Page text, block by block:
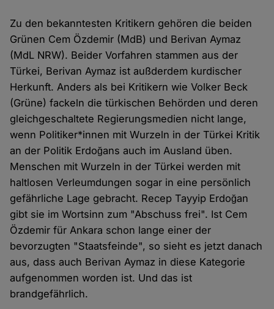
Zu den bekanntesten Kritikern gehören die beiden
Grünen Cem Özdemir (MdB) und Berivan Aymaz
(MdL NRW). Beider Vorfahren stammen aus der
Türkei, Berivan Aymaz ist außderdem kurdischer
Herkunft. Anders als bei Kritikern wie Volker Beck
(Grüne) fackeln die türkischen Behörden und deren
gleichgeschaltete Regierungsmedien nicht lange,
wenn Politiker*innen mit Wurzeln in der Türkei Kritik
an der Politik Erdoğans auch im Ausland üben.
Menschen mit Wurzeln in der Türkei werden mit
haltlosen Verleumdungen sogar in eine persönlich
gefährliche Lage gebracht. Recep Tayyip Erdoğan
gibt sie im Wortsinn zum "Abschuss frei". Ist Cem
Özdemir für Ankara schon lange einer der
bevorzugten "Staatsfeinde", so sieht es jetzt danach
aus, dass auch Berivan Aymaz in diese Kategorie
aufgenommen worden ist. Und das ist
brandgefährlich.